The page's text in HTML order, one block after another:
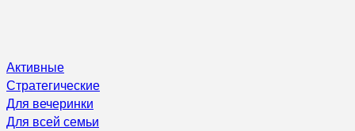
Активные
Стратегические
Для вечеринки
Для всей семьи